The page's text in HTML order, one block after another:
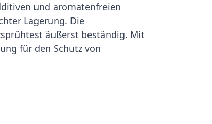
und aromatenfreien
Lagerung. Die
äußerst beständig. Mit
für den Schutz von